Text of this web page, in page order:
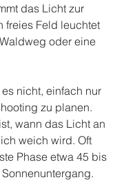
das Licht zur
freies Feld leuchtet
oder eine
nicht, einfach nur
zu planen.
wann das Licht an
weich wird. Oft
Phase etwa 45 bis